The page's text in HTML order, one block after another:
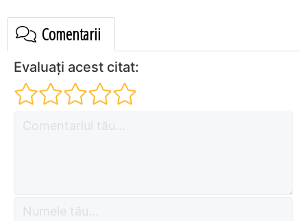
Comentarii
Evaluați acest citat: